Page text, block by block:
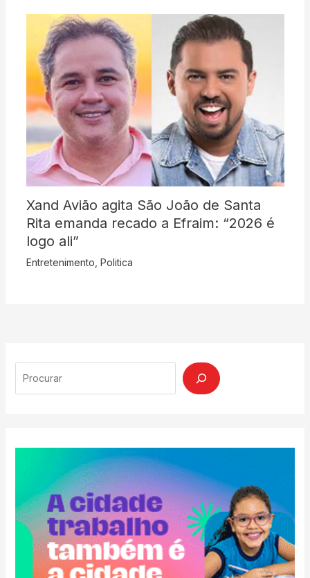
Xand Avião agita São João de Santa
Rita emanda recado a Efraim: “2026 é
logo ali”
Entretenimento Politica